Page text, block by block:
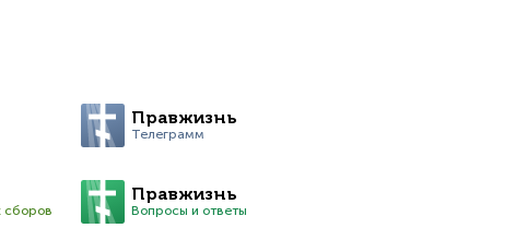
Правжизнь
Телеграмм
сборов
Правжизнь
Вопросы и ответы